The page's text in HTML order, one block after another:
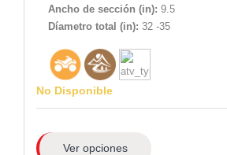
Ancho de sección (in): 9.5
Díametro total (in): 32 -35
No Disponible
Ver opciones